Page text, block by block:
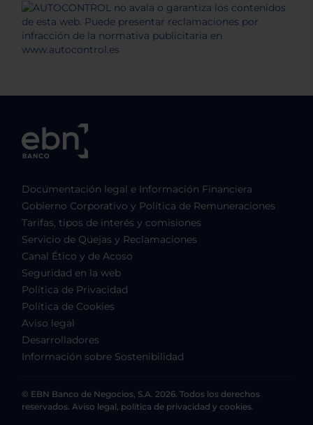
Documentación legal e Información Financiera
Gobierno Corporativo y Política de Remuneraciones
Tarifas, tipos de interés y comisiones
Servicio de Quejas y Reclamaciones
Canal Ético y de Acoso
Seguridad en la web
Política de Privacidad
Política de Cookies
Aviso legal
Desarrolladores
Información sobre Sostenibilidad
© EBN Banco de Negocios, S.A. 2026. Todos los derechos
reservados. Aviso legal, política de privacidad y cookies.